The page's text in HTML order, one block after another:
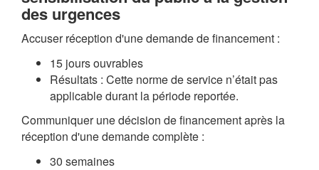
des urgences
Accuser réception d'une demande de financement :
15 jours ouvrables
Résultats : Cette norme de service n’était pas
applicable durant la période reportée.
Communiquer une décision de financement après la
réception d'une demande complète :
30 semaines